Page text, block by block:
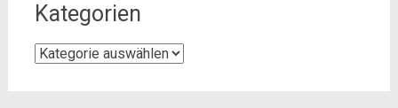
Kategorien
Kategorien